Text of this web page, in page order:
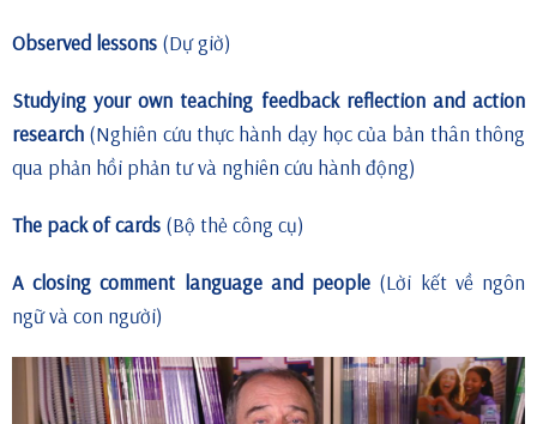
Observed lessons (Dự giờ)
Studying your own teaching feedback reflection and action
research (Nghiên cứu thực hành dạy học của bản thân thông
qua phản hồi phản tư và nghiên cứu hành động)
The pack of cards (Bộ thẻ công cụ)
A closing comment language and people (Lời kết về ngôn
ngữ và con người)